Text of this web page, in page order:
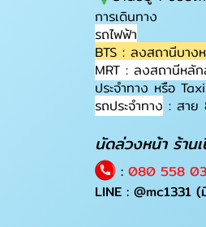
การเดินทาง
รถไฟฟ้า
BTS : ลงสถานีบาง
MRT : ลงสถานีหลั
ประจำทาง หรือ Taxi
รถประจำทาง : สาย
นัดล่วงหน้า ร้าน
: 080 558
LINE : @mc1331 (